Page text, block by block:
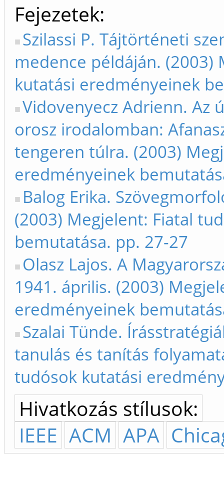
Fejezetek
Szilassi P. Tájtörténeti
medence példáján.
kutatási eredményeinek
Vidovenyecz Adrienn. Az
orosz irodalomban:
tengeren túlra. (2003)
eredményeinek
Balog Erika.
(2003) Megjelent: Fiatal
bemutatása. pp. 27-27
Olasz Lajos. A
1941. április. (2003)
eredményeinek
Szalai Tünde.
tanulás és tanítás
tudósok kutatási
Hivatkozás stílusok:
IEEE ACM APA